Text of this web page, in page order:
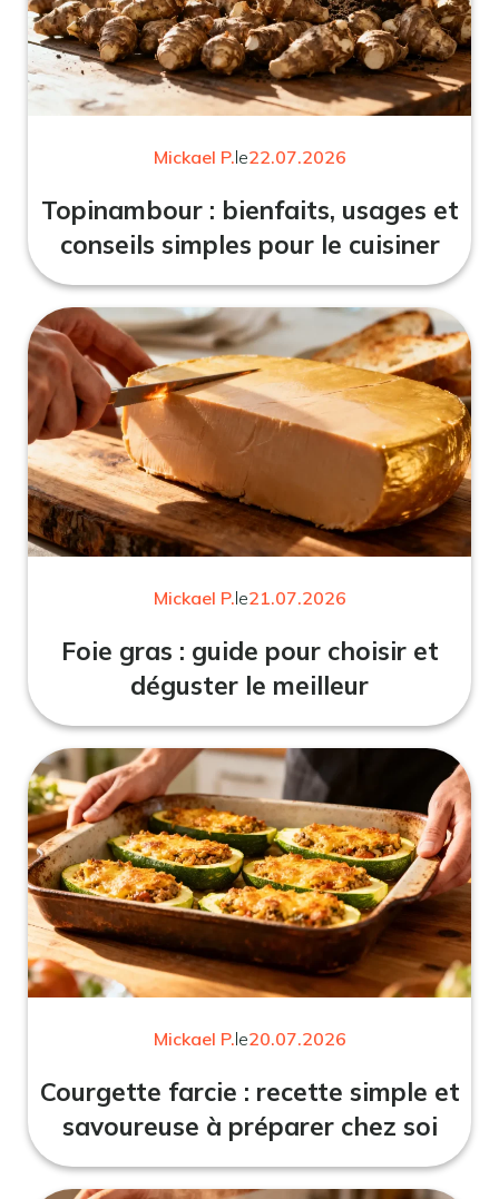
Mickael P.le22.07.2026
Topinambour : bienfaits, usages et
conseils simples pour le cuisiner
Mickael P.le21.07.2026
Foie gras : guide pour choisir et
déguster le meilleur
Mickael P.le20.07.2026
Courgette farcie : recette simple et
savoureuse à préparer chez soi